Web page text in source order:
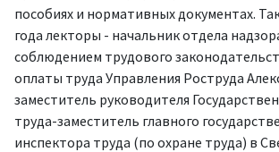
пособиях и нормативных документах.
года лекторы - начальник отдела
соблюдением трудового
оплаты труда Управления Роструда
заместитель руководителя
труда-заместитель главного
инспектора труда (по охране труда) в